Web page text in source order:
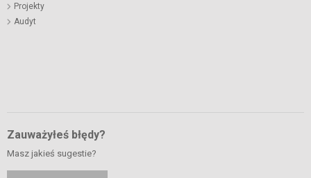
Projekty
Audyt
Zauważyłeś błędy?
Masz jakieś sugestie?